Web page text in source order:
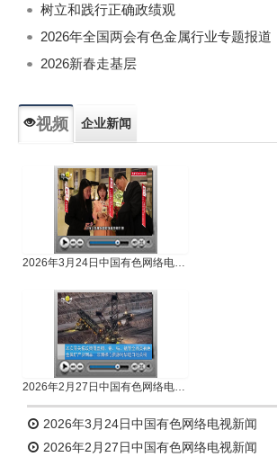
树立和践行正确政绩观
2026年全国两会有色金属行业专题报道
2026新春走基层
视频 企业新闻
2026年3月24日中国有色网络电视新闻
2026年2月27日中国有色网络电视新闻
2026年3月24日中国有色网络电视新闻
2026年2月27日中国有色网络电视新闻